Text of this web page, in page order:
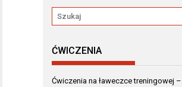
ĆWICZENIA
Ćwiczenia na ławeczce treningowej